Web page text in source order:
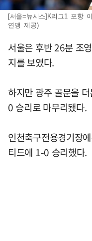
[서울=뉴시스]K리그1 포항
연맹 제공)
서울은 후반 26분 조
지를 보였다.
하지만 광주 골문을
0 승리로 마무리됐다.
인천축구전용경기장
티드에 1-0 승리했다.